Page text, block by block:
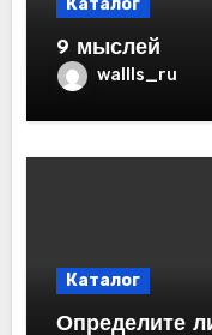
9 мыслей
wallls_ru
Каталог
Определите